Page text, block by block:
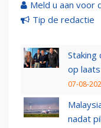
Meld u aan voor
Tip de redactie
Staking
op
07-08-
nadat